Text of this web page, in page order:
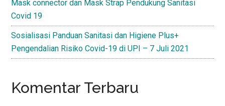
Mask connector dan Mask Strap Pendukung Sanitasi
Covid 19
Sosialisasi Panduan Sanitasi dan Higiene Plus+
Pengendalian Risiko Covid-19 di UPI – 7 Juli 2021
Komentar Terbaru